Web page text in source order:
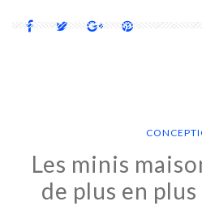
Les minis
de plus en